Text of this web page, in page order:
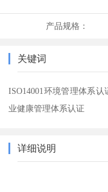
产品规格：
关键词
ISO14001环境管理体系认
业健康管理体系认证
详细说明